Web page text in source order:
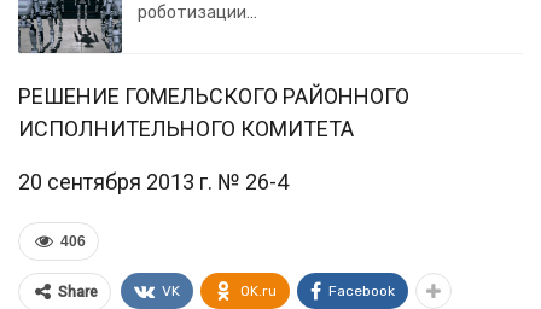
роботизации…
РЕШЕНИЕ ГОМЕЛЬСКОГО РАЙОННОГО
ИСПОЛНИТЕЛЬНОГО КОМИТЕТА
20 сентября 2013 г. № 26-4
406
Share VK OK.ru Facebook